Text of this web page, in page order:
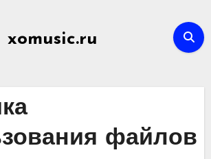
xomusic.ru
файлов